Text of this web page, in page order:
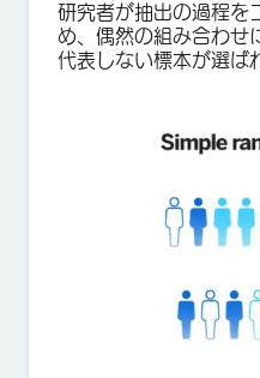
研究者が抽出の過程を
め、偶然の組み合わせ
代表しない標本が選ば